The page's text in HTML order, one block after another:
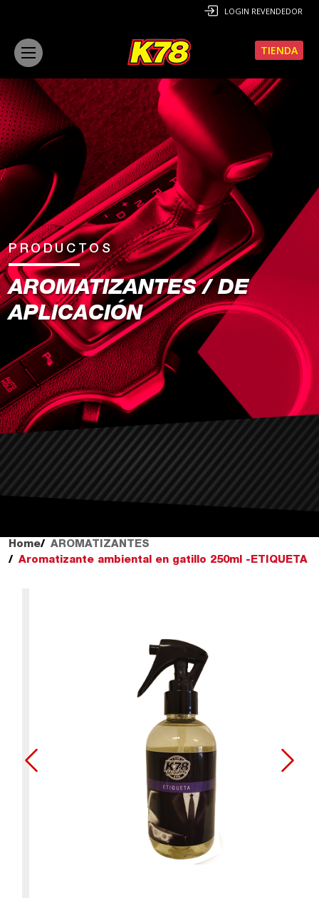
LOGIN REVENDEDOR
TIENDA
PRODUCTOS
AROMATIZANTES / DE
APLICACIÓN
Home
AROMATIZANTES
Aromatizante ambiental en gatillo 250ml -ETIQUETA